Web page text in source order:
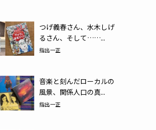
つげ義春さん、水木しげ
るさん、そして……...
指出一正
音楽と刻んだローカルの
風景、関係人口の真...
指出一正